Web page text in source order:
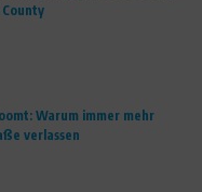
Warum immer mehr
verlassen